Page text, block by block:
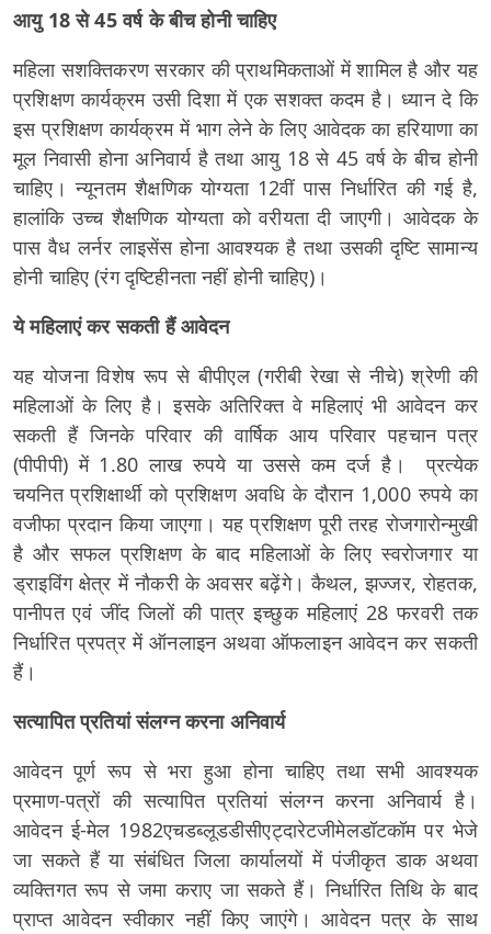
आयु 18 से 45 वर्ष के बीच होनी चाहिए
महिला सशक्तिकरण सरकार की प्राथमिकताओं में शामिल है और यह
प्रशिक्षण कार्यक्रम उसी दिशा में एक सशक्त कदम है। ध्यान दे कि
इस प्रशिक्षण कार्यक्रम में भाग लेने के लिए आवेदक का हरियाणा का
मूल निवासी होना अनिवार्य है तथा आयु 18 से 45 वर्ष के बीच होनी
चाहिए। न्यूनतम शैक्षणिक योग्यता 12वीं पास निर्धारित की गई है,
हालांकि उच्च शैक्षणिक योग्यता को वरीयता दी जाएगी। आवेदक के
पास वैध लर्नर लाइसेंस होना आवश्यक है तथा उसकी दृष्टि सामान्य
होनी चाहिए (रंग दृष्टिहीनता नहीं होनी चाहिए)।
ये महिलाएं कर सकती हैं आवेदन
यह योजना विशेष रूप से बीपीएल (गरीबी रेखा से नीचे) श्रेणी की
महिलाओं के लिए है। इसके अतिरिक्त वे महिलाएं भी आवेदन कर
सकती हैं जिनके परिवार की वार्षिक आय परिवार पहचान पत्र
(पीपीपी) में 1.80 लाख रुपये या उससे कम दर्ज है। प्रत्येक
चयनित प्रशिक्षार्थी को प्रशिक्षण अवधि के दौरान 1,000 रुपये का
वजीफा प्रदान किया जाएगा। यह प्रशिक्षण पूरी तरह रोजगारोन्मुखी
है और सफल प्रशिक्षण के बाद महिलाओं के लिए स्वरोजगार या
ड्राइविंग क्षेत्र में नौकरी के अवसर बढ़ेंगे। कैथल, झज्जर, रोहतक,
पानीपत एवं जींद जिलों की पात्र इच्छुक महिलाएं 28 फरवरी तक
निर्धारित प्रपत्र में ऑनलाइन अथवा ऑफलाइन आवेदन कर सकती
हैं।
सत्यापित प्रतियां संलग्न करना अनिवार्य
आवेदन पूर्ण रूप से भरा हुआ होना चाहिए तथा सभी आवश्यक
प्रमाण-पत्रों की सत्यापित प्रतियां संलग्न करना अनिवार्य है।
आवेदन ई-मेल 1982एचडब्लूडडीसीएट्दारेटजीमेलडॉटकॉम पर भेजे
जा सकते हैं या संबंधित जिला कार्यालयों में पंजीकृत डाक अथवा
व्यक्तिगत रूप से जमा कराए जा सकते हैं। निर्धारित तिथि के बाद
प्राप्त आवेदन स्वीकार नहीं किए जाएंगे। आवेदन पत्र के साथ